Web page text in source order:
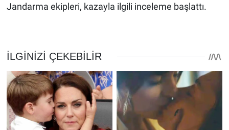
Jandarma ekipleri, kazayla ilgili inceleme başlattı.